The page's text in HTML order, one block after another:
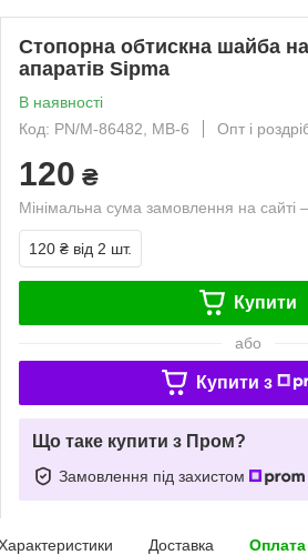
Стопорна обтискна шайба
апаратів Sipma
В наявності
Код: PN/M-86482, MB-6
Опт і
120 ₴
Мінімальна сума замовлення на сайті
120 ₴ від 2 шт.
Купити
або
Купити з
Що таке купити з Пром?
Замовлення під захистом
Доставка Оплата